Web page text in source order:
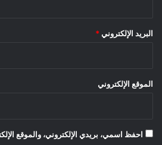
البريد الإلكتروني *
الموقع الإلكتروني
احفظ اسمي، بريدي الإلكتروني، والموقع